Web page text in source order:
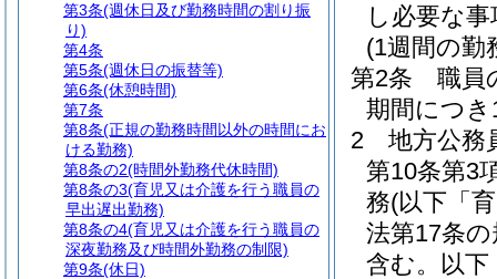
し必要な
(1週間の勤
第2条
職員
期間につ
2
地方公務
第10条第3
務(以下「
法第17条
含む。以下
第3条(週休日及び勤務時間の割り振
り)
第4条
第5条(週休日の振替等)
第6条(休憩時間)
第7条
第8条(正規の勤務時間以外の時間にお
ける勤務)
第8条の2(時間外勤務代休時間)
第8条の3(育児又は介護を行う職員の
早出遅出勤務)
第8条の4(育児又は介護を行う職員の
深夜勤務及び時間外勤務の制限)
第9条(休日)